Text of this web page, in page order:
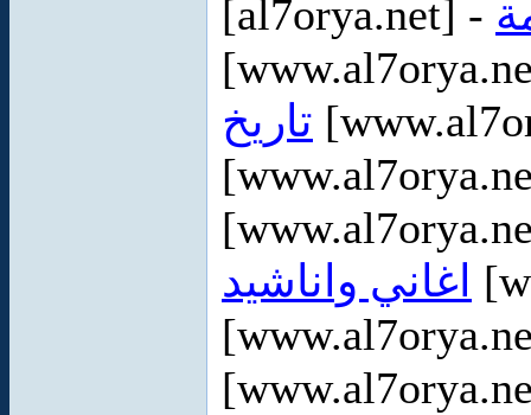
[al7orya.net] -
تاريخ
اغاني واناشيد